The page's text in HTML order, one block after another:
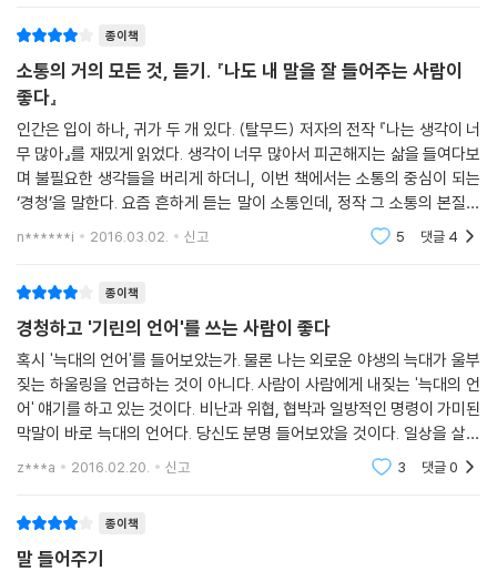
평화를 향해 내딛는 한 걸음이라 할 수 있다.
-‘결론’ 중에서
유능한 대화 상대자가 되려면 상호 작용의 전 과정에서 다양한 태도를 적
절히 선택하는 능력을 갖춰야 한다. 당신이 누구인지 그리고 당신이 원하
는 게 무엇인지 상기하기 위해 자신의 거품 안에 잠깐 머무르고, 타인을 이
해하고 알기 위해서는 그의 거품 안으로 들어가고, 때로 거리를 두고 객관
적으로 보기 위해서 초월적 태도를 취하고, 당신의 관점을 이해시키기 위
《나도 내 말을 잘 들어주는 사람이 좋다》는 소통과 관계의 핵심이라 할 수
있는 듣기에 대해 부담 없이 이해하고 적용해 볼 수 있는 내용으로 구성되
어 있으며, 생활하면서 스스로 한번 적용해 봐야겠다는 생각이 들게 하는
힘이 있다. 크리스텔 프티콜랭이 안내하는 대로 ‘듣기’의 길을 따라가면서,
그의 따뜻한 시선과 철학을 곳곳에서 느낄 수 있을 것이다.
종이책
소통의 거의 모든 것, 듣기. 『나도 내 말을 잘 들어주는 사람이
좋다』
인간은 입이 하나, 귀가 두 개 있다. (탈무드) 저자의 전작 『나는 생각이 너
무 많아』를 재밌게 읽었다. 생각이 너무 많아서 피곤해지는 삶을 들여다보
며 불필요한 생각들을 버리게 하더니, 이번 책에서는 소통의 중심이 되는
‘경청’을 말한다. 요즘 흔하게 듣는 말이 소통인데, 정작 그 소통의 본질에
대해서는 깊게 생각해보지 않았다. 말을 주고받는 관계가 형성되고 생각이
n******i 2016.03.02. 신고 5 댓글 4
종이책
경청하고 '기린의 언어'를 쓰는 사람이 좋다
혹시 '늑대의 언어'를 들어보았는가. 물론 나는 외로운 야생의 늑대가 울부
짖는 하울링을 언급하는 것이 아니다. 사람이 사람에게 내짖는 '늑대의 언
어' 얘기를 하고 있는 것이다. 비난과 위협, 협박과 일방적인 명령이 가미된
막말이 바로 늑대의 언어다. 당신도 분명 들어보았을 것이다. 일상을 살아
가면서, 아님 정치인들의 입심을 겨루는 열띤 설전이나 거리에서 생중계되
z***a 2016.02.20. 신고 3 댓글0
종이책
말 들어주기